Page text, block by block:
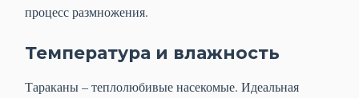
процесс размножения.
Температура и влажность
Тараканы – теплолюбивые насекомые. Идеальная